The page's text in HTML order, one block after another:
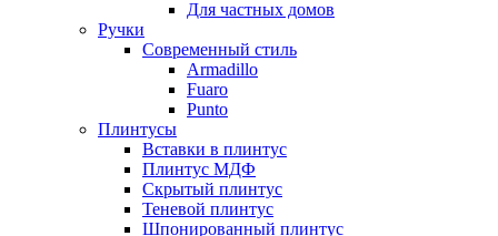
Для частных домов
Ручки
Современный стиль
Armadillo
Fuaro
Punto
Плинтусы
Вставки в плинтус
Плинтус МДФ
Скрытый плинтус
Теневой плинтус
Шпонированный плинтус